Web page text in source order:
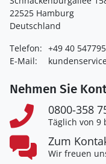
22525 Hamburg
Deutschland
Telefon: +49 40
E-Mail:
Nehmen Sie
0800-358
Täglich von 9
Zum
Wir freuen